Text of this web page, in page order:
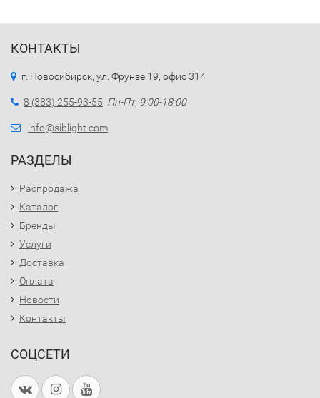
КОНТАКТЫ
г. Новосибирск, ул. Фрунзе 19, офис 314
8 (383) 255-93-55 Пн-Пт, 9:00-18:00
info@siblight.com
РАЗДЕЛЫ
Распродажа
Каталог
Бренды
Услуги
Доставка
Оплата
Новости
Контакты
СОЦСЕТИ